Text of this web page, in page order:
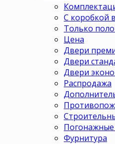
С коробкой
Только
Цена
Двери
Двери
Двери
Распродажа
Погонажные
Фурнитура